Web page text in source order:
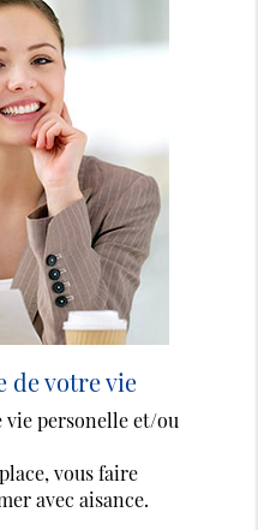
de votre vie
vie personelle et/ou
vous faire
avec aisance.